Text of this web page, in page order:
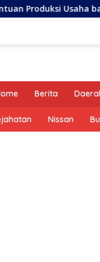
bagi 395 UMKM.
Berita
Nissan